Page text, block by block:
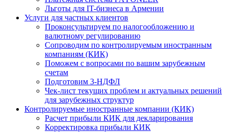
Льготы для IT-бизнеса в Армении
Услуги для частных клиентов
Проконсультируем по налогообложению и
валютному регулированию
Сопроводим по контролируемым иностранным
компаниям (КИК)
Поможем с вопросами по вашим зарубежным
счетам
Подготовим 3-НДФЛ
Чек-лист текущих проблем и актуальных решений
для зарубежных структур
Контролируемые иностранные компании (КИК)
Расчет прибыли КИК для декларирования
Корректировка прибыли КИК